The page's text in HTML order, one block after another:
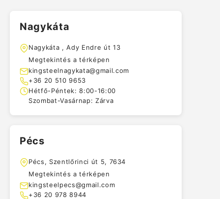
Nagykáta
Nagykáta , Ady Endre út 13
Megtekintés a térképen
kingsteelnagykata@gmail.com
+36 20 510 9653
Hétfő-Péntek: 8:00-16:00
Szombat-Vasárnap: Zárva
Pécs
Pécs, Szentlőrinci út 5, 7634
Megtekintés a térképen
kingsteelpecs@gmail.com
+36 20 978 8944